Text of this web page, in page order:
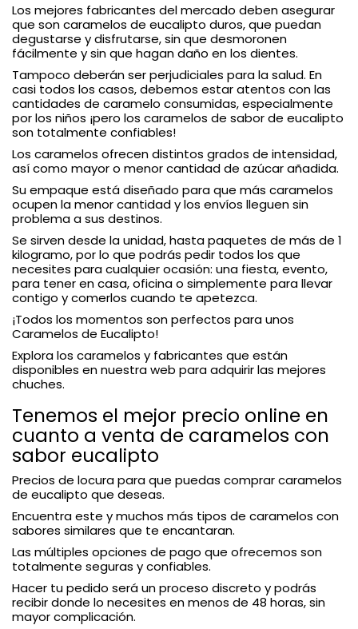
Los mejores fabricantes del mercado deben asegurar
que son caramelos de eucalipto duros, que puedan
degustarse y disfrutarse, sin que desmoronen
fácilmente y sin que hagan daño en los dientes.
Tampoco deberán ser perjudiciales para la salud. En
casi todos los casos, debemos estar atentos con las
cantidades de caramelo consumidas, especialmente
por los niños ¡pero los caramelos de sabor de eucalipto
son totalmente confiables!
Los caramelos ofrecen distintos grados de intensidad,
así como mayor o menor cantidad de azúcar añadida.
Su empaque está diseñado para que más caramelos
ocupen la menor cantidad y los envíos lleguen sin
problema a sus destinos.
Se sirven desde la unidad, hasta paquetes de más de 1
kilogramo, por lo que podrás pedir todos los que
necesites para cualquier ocasión: una fiesta, evento,
para tener en casa, oficina o simplemente para llevar
contigo y comerlos cuando te apetezca.
¡Todos los momentos son perfectos para unos
Caramelos de Eucalipto!
Explora los caramelos y fabricantes que están
disponibles en nuestra web para adquirir las mejores
chuches.
Tenemos el mejor precio online en
cuanto a venta de caramelos con
sabor eucalipto
Precios de locura para que puedas comprar caramelos
de eucalipto que deseas.
Encuentra este y muchos más tipos de caramelos con
sabores similares que te encantaran.
Las múltiples opciones de pago que ofrecemos son
totalmente seguras y confiables.
Hacer tu pedido será un proceso discreto y podrás
recibir donde lo necesites en menos de 48 horas, sin
mayor complicación.